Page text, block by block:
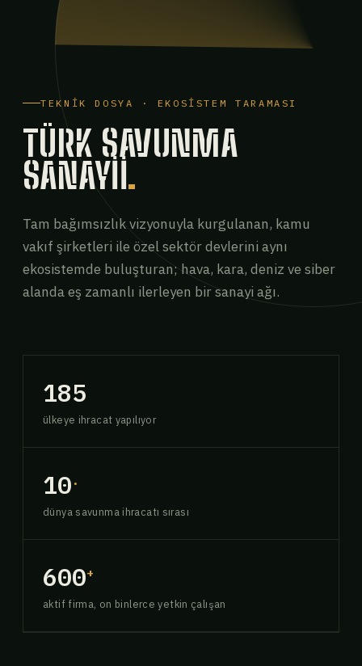
TEKNIK DOSYA · EKOSISTEM TARAMASI
TÜRK SAVUNMA
SANAYII.
Tam bağımsızlık vizyonuyla kurgulanan, kamu
vakıf şirketleri ile özel sektör devlerini aynı
ekosistemde buluşturan; hava, kara, deniz ve siber
alanda eş zamanlı ilerleyen bir sanayi ağı.
185
ülkeye ihracat yapılıyor
10 .
dünya savunma ihracatı sırası
600+
aktif firma, on binlerce yetkin çalışan